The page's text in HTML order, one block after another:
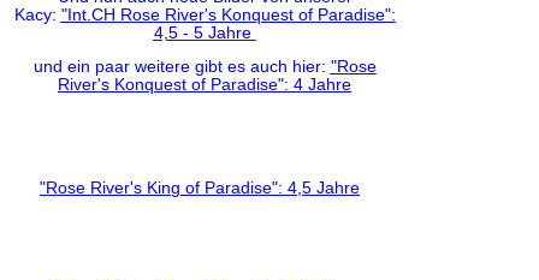
Kacy: "Int.CH Rose River's Konquest of Paradise":
4,5 - 5 Jahre
und ein paar weitere gibt es auch hier: "Rose
River's Konquest of Paradise": 4 Jahre
"Rose River's King of Paradise": 4,5 Jahre